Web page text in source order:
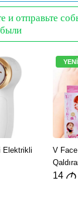
и отправьте